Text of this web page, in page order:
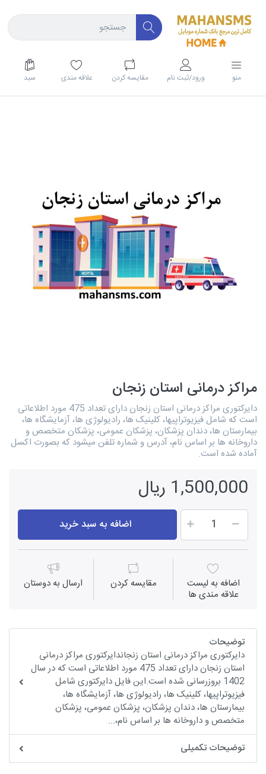
منو ورود/ثبت نام مقايسه كردن علاقه مندی سبد
مراکز درمانی استان زنجان
دایرکتوری مراکز درمانی استان زنجان دارای تعداد 475 مورد اطلاعاتی
است که شامل فیزیوتراپیها، کلینیک ها، رادیولوژی ها، آزمایشگاه ها،
بیمارستان ها، دندان پزشکان، پزشکان عمومی، پزشکان متخصص و
داروخانه ها بر اساس نام، آدرس و شماره تلفن میشود که بصورت اکسل
آماده شده است.
1,500,000 ریال
اضافه به سبد خرید
اضافه به لیست
علاقه مندی ها
مقايسه كردن ارسال به دوستان
توضیحات
دایرکتوری مراکز درمانی استان زنجاندایرکتوری مراکز درمانی
استان زنجان دارای تعداد 475 مورد اطلاعاتی است که در سال
1402 بروزرسانی شده است.این فایل دایرکتوری شامل
فیزیوتراپیها، کلینیک ها، رادیولوژی ها، آزمایشگاه ها،
بیمارستان ها، دندان پزشکان، پزشکان عمومی، پزشکان
متخصص و داروخانه ها بر اساس نام،...
توضیحات تکمیلی